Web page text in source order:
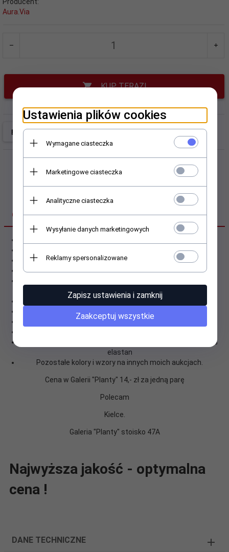
Aura.Via
KUP TERAZ!
OPIS PRODUKTU
Wykonane z dobrej jakości tkanin
Na każdą porę roku
zabawy
Wywołują uśmiech na twarzy :)
Idealne na prezent
Real foto - przedstawia moje zdjęcie licytowanej partii
Wysokiej jakości, wykonane z 85% bawełny,10% poliamid, 5%
elastan
Pozostałe kolory i wzory na innych moich aukcjach.
Cena w Galerii "Planty" 14,- zł za jedną parę
Polecam
Kielce.
Galeria "Planty" stoisko 47A
Najwyższa jakość - optymalna
cena !
DANE TECHNICZNE
Ustawienia plików cookies
Wymagane ciasteczka
Marketingowe ciasteczka
Analityczne ciasteczka
Wysyłanie danych marketingowych
Reklamy spersonalizowane
Zapisz ustawienia i zamknij
Zaakceptuj wszystkie